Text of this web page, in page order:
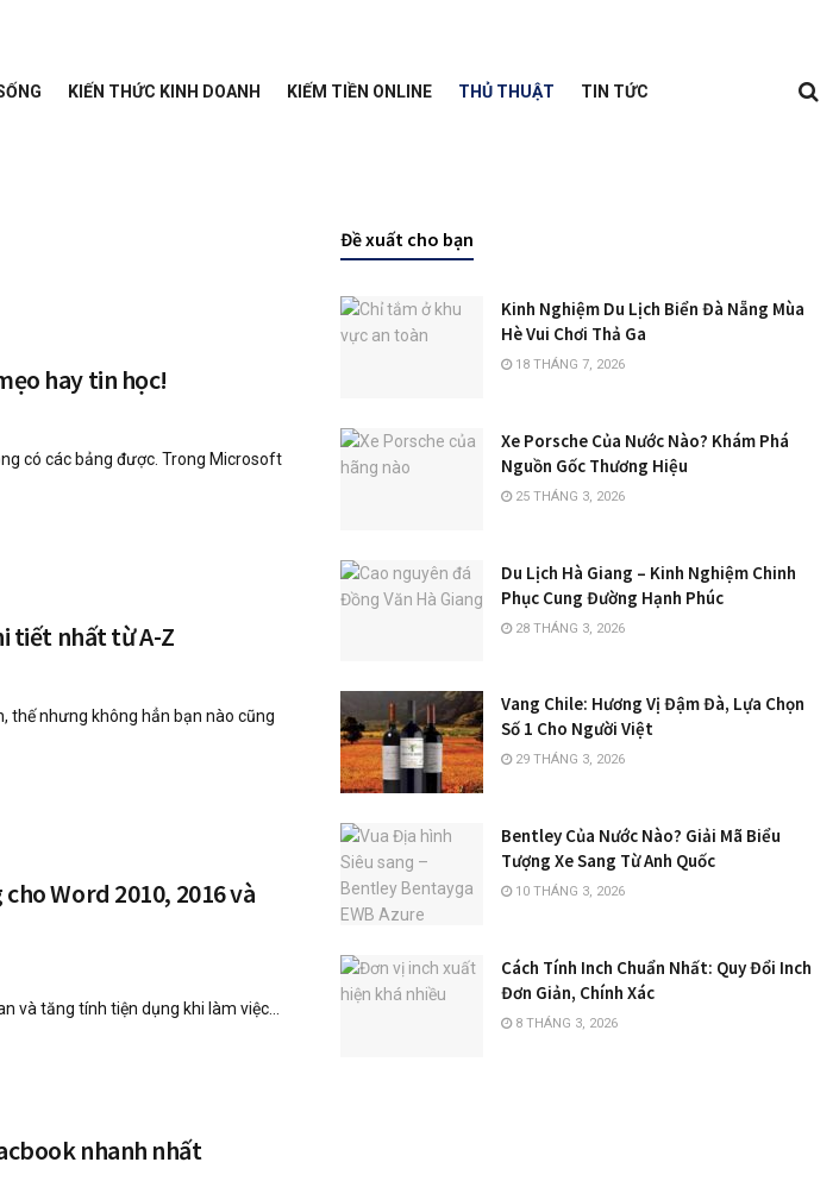
KIẾN THỨC KINH DOANH KIẾM TIỀN ONLINE THỦ THUẬT TIN TỨC
hay tin học!
có các bảng được. Trong Microsoft
tiết nhất từ A-Z
thế nhưng không hẳn bạn nào cũng
Word 2010, 2016 và
và tăng tính tiện dụng khi làm việc...
nhanh nhất
Đề xuất cho bạn
Kinh Nghiệm Du Lịch Biển Đà Nẵng Mùa
Hè Vui Chơi Thả Ga
18 THÁNG 7, 2026
Xe Porsche Của Nước Nào? Khám Phá
Nguồn Gốc Thương Hiệu
25 THÁNG 3, 2026
Du Lịch Hà Giang – Kinh Nghiệm Chinh
Phục Cung Đường Hạnh Phúc
28 THÁNG 3, 2026
Vang Chile: Hương Vị Đậm Đà, Lựa Chọn
Số 1 Cho Người Việt
29 THÁNG 3, 2026
Bentley Của Nước Nào? Giải Mã Biểu
Tượng Xe Sang Từ Anh Quốc
10 THÁNG 3, 2026
Cách Tính Inch Chuẩn Nhất: Quy Đổi Inch
Đơn Giản, Chính Xác
8 THÁNG 3, 2026